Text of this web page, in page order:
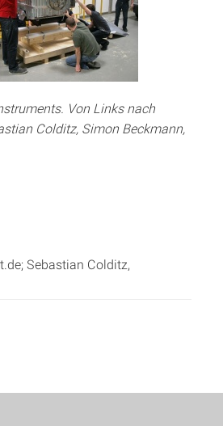
Von Links nach
Colditz, Simon Beckmann,
Sebastian Colditz,